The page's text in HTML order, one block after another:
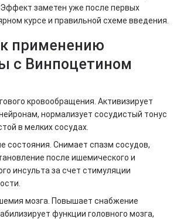
заметен уже после первых
курсе и правильной схеме введения.
к применению
с Винпоцетином
кровообращения. Активизирует
нормализует сосудистый тонус
в мелких сосудах.
состояния. Снимает спазм сосудов,
после ишемического и
инсульта за счет стимуляции
мозга. Повышает снабжение
функции головного мозга,